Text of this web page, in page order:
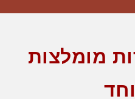
מומלצות